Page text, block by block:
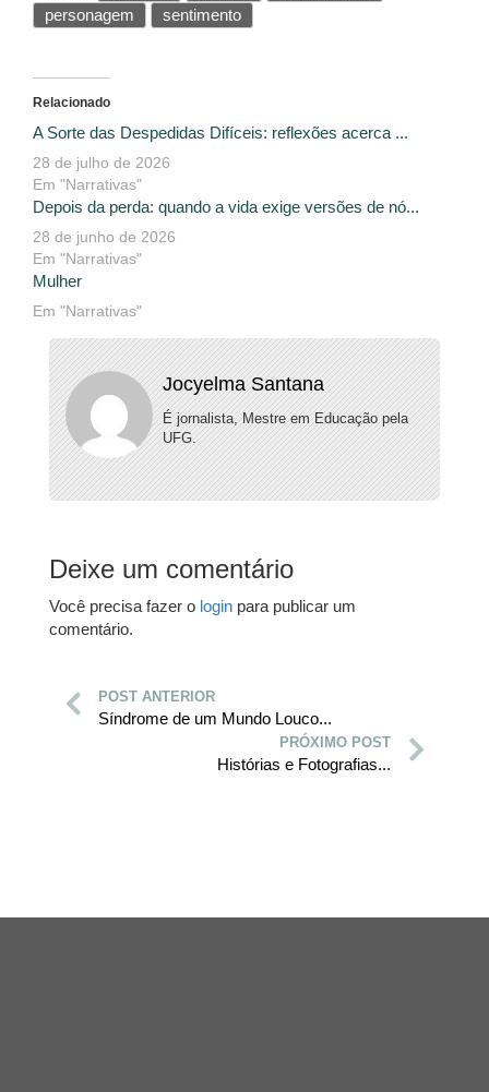
personagem
sentimento
Relacionado
A Sorte das Despedidas Difíceis: reflexões acerca ...
28 de julho de 2026
Em "Narrativas"
Depois da perda: quando a vida exige versões de nó...
28 de junho de 2026
Em "Narrativas"
Mulher
Em "Narrativas"
Jocyelma Santana
É jornalista, Mestre em Educação pela
UFG.
Deixe um comentário
Você precisa fazer o login para publicar um
comentário.
POST ANTERIOR
Síndrome de um Mundo Louco...
PRÓXIMO POST
Histórias e Fotografias...